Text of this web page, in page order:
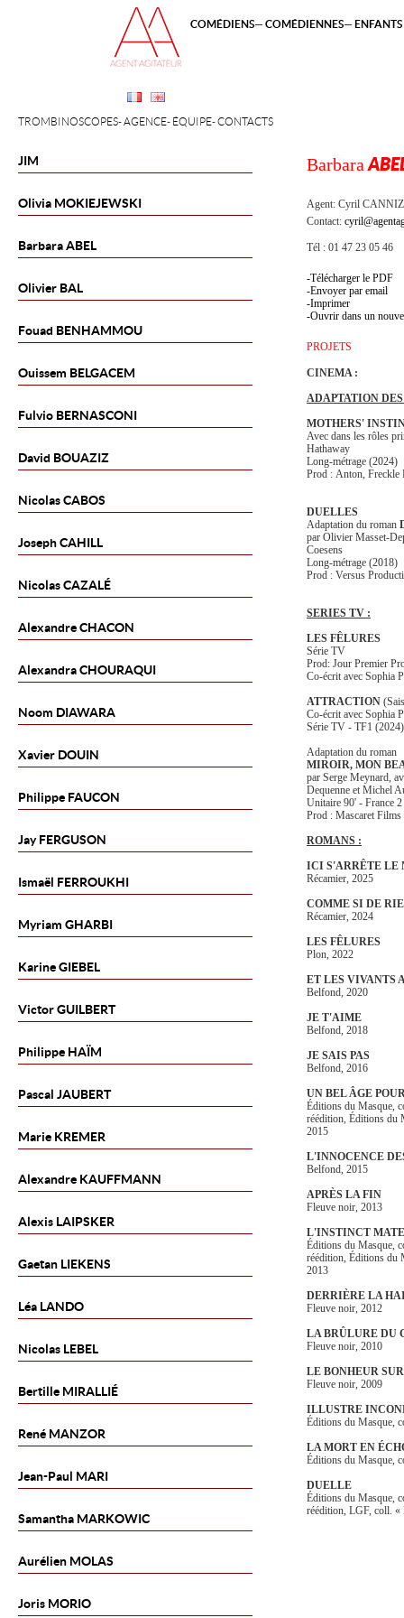
JIM
Olivia MOKIEJEWSKI
BarbaraABEL
Olivier BAL
Fouad BENHAMMOU
Ouissem BELGACEM
Fulvio BERNASCONI
David BOUAZIZ
NicolasCABOS
JosephCAHILL
NicolasCAZALÉ
AlexandreCHACON
AlexandraCHOURAQUI
Noom DIAWARA
Xavier DOUIN
Philippe FAUCON
JayFERGUSON
Ismaël FERROUKHI
Myriam GHARBI
KarineGIEBEL
VictorGUILBERT
Philippe HAÏM
Pascal JAUBERT
Marie KREMER
Alexandre KAUFFMANN
Alexis LAIPSKER
Gaetan LIEKENS
Léa LANDO
Nicolas LEBEL
Bertille MIRALLIÉ
René MANZOR
Jean-Paul MARI
Samantha MARKOWIC
Aurélien MOLAS
Joris MORIO
TROMBINOSCOPES AGENCE ÉQUIPE CONTACTS
COMÉDIENS COMÉDIENNES
Barbara
Agent: Cyril
Contact:
Tél : 01 47 23 05 46
Télécharger le PDF
Envoyer par email
Imprimer
Ouvrir dans un
PROJETS
CINEMA :
ADAPTATION
MOTHERS'
Avec dans les rôles
Hathaway
Long-métrage (2024)
Prod : Anton, Freckle
DUELLES
Adaptation du roman
par Olivier Masset-
Coesens
Long-métrage (2018)
Prod : Versus
SERIES TV :
LES FÊLURES
Série TV
Prod: Jour Premier
Co-écrit avec Sophia
ATTRACTION (
Co-écrit avec Sophia
Série TV - TF1 (2024)
Adaptation du roman
MIROIR, MON
par Serge Meynard,
Dequenne et Michel
Unitaire 90' - France
Prod : Mascaret
ROMANS :
ICI S'ARRÊTE LE
Récamier, 2025
COMME SI DE
Récamier, 2024
LES FÊLURES
Plon, 2022
ET LES VIVANTS
Belfond, 2020
JE T'AIME
Belfond, 2018
JE SAIS PAS
Belfond, 2016
UN BEL ÂGE
Éditions du Masque,
réédition, Éditions du
2015
L'INNOCENCE
Belfond, 2015
APRÈS LA FIN
Fleuve noir, 2013
L'INSTINCT
Éditions du Masque,
réédition, Éditions du
2013
DERRIÈRE LA
Fleuve noir, 2012
LA BRÛLURE DU
Fleuve noir, 2010
LE BONHEUR
Fleuve noir, 2009
ILLUSTRE
Éditions du Masque,
LA MORT EN
Éditions du Masque,
DUELLE
Éditions du Masque,
réédition, LGF, coll. «